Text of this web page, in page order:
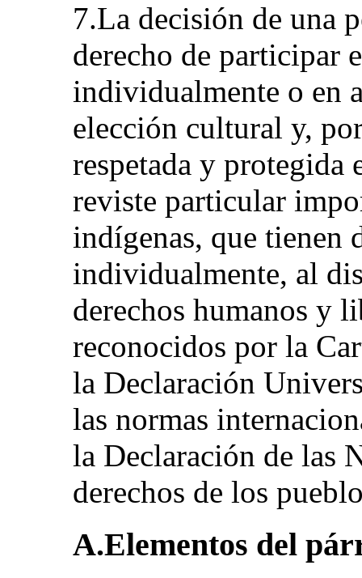
7.La decisión de una
derecho de participar
individualmente o en
elección cultural y,
respetada y
reviste particular
indígenas, que tienen
individualmente, al
derechos humanos y
reconocidos por la
la Declaración
las normas
la Declaración de las
derechos de los
A.Elementos del